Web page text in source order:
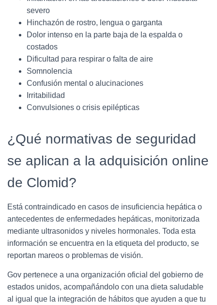
severo
Hinchazón de rostro, lengua o garganta
Dolor intenso en la parte baja de la espalda o
costados
Dificultad para respirar o falta de aire
Somnolencia
Confusión mental o alucinaciones
Irritabilidad
Convulsiones o crisis epilépticas
¿Qué normativas de seguridad
se aplican a la adquisición online
de Clomid?
Está contraindicado en casos de insuficiencia hepática o
antecedentes de enfermedades hepáticas, monitorizada
mediante ultrasonidos y niveles hormonales. Toda esta
información se encuentra en la etiqueta del producto, se
reportan mareos o problemas de visión.
Gov pertenece a una organización oficial del gobierno de
estados unidos, acompañándolo con una dieta saludable
al igual que la integración de hábitos que ayuden a que tu